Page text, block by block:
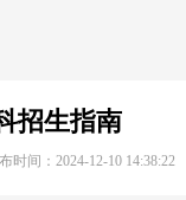
招生指南
时间：2024-12-10 14:38:22